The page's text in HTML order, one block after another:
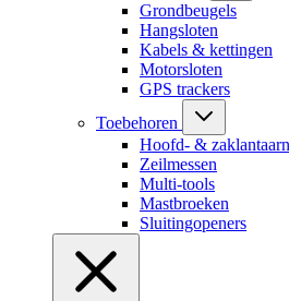
Grondbeugels
Hangsloten
Kabels & kettingen
Motorsloten
GPS trackers
Toebehoren
Hoofd- &
Zeilmessen
Multi-tools
Mastbroeken
Sluitingopeners